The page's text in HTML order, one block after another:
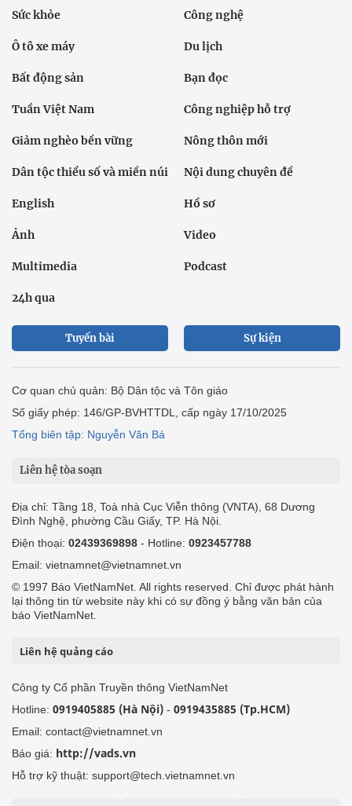
Sức khỏe Công nghệ
Ô tô xe máy Du lịch
Bất động sản Bạn đọc
Tuần Việt Nam Công nghiệp hỗ trợ
Giảm nghèo bền vững Nông thôn mới
Dân tộc thiểu số và miền núi Nội dung chuyên đề
English Hồ sơ
Ảnh Video
Multimedia Podcast
24h qua
Tuyến bài Sự kiện
Cơ quan chủ quản: Bộ Dân tộc và Tôn giáo
Số giấy phép: 146/GP-BVHTTDL, cấp ngày 17/10/2025
Tổng biên tập: Nguyễn Văn Bá
Liên hệ tòa soạn
Địa chỉ: Tầng 18, Toà nhà Cục Viễn thông (VNTA), 68 Dương
Đình Nghệ, phường Cầu Giấy, TP. Hà Nội.
Điện thoại: 02439369898 - Hotline: 0923457788
Email: vietnamnet@vietnamnet.vn
© 1997 Báo VietNamNet. All rights reserved. Chỉ được phát hành
lại thông tin từ website này khi có sự đồng ý bằng văn bản của
báo VietNamNet.
Liên hệ quảng cáo
Công ty Cổ phần Truyền thông VietNamNet
Hotline: 0919405885 (Hà Nội) - 0919435885 (Tp.HCM)
Email: contact@vietnamnet.vn
Báo giá: http://vads.vn
Hỗ trợ kỹ thuật: support@tech.vietnamnet.vn